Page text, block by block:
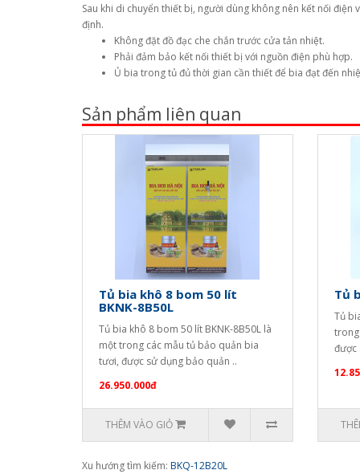
Sau khi di chuyển thiết bị, người dùng không nên kết nối
định.
Không đặt đồ đạc che chắn trước cửa tản nhiệt.
Phải đảm bảo kết nối thiết bị với nguồn điện phù hợp.
Ủ bia trong tủ đủ thời gian cần thiết để bia đạt đến
Sản phẩm liên quan
Tủ bia khô 8 bom 50 lít
BKNK-8B50L
Tủ bia khô 8 bom 50 lít BKNK-8B50L là
một trong các mẫu tủ bảo quản bia
tươi, được sử dụng bảo quản ..
26.950.000đ
THÊM VÀO GIỎ
Tủ
Tủ
được
Xu hướng tìm kiếm: BKQ-12B20L